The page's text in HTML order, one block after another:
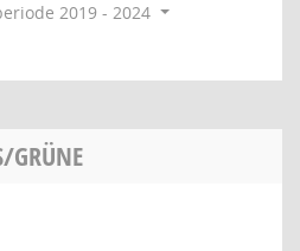
2019 - 2024
GRÜNE